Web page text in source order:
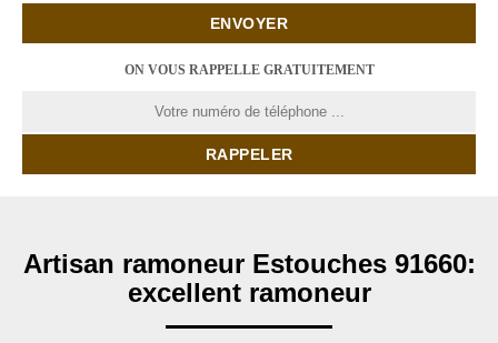
ON VOUS RAPPELLE GRATUITEMENT
Artisan ramoneur Estouches 91660:
excellent ramoneur